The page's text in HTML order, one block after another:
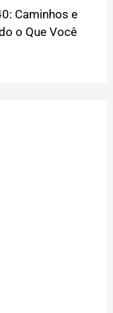
Caminhos e
o Que Você